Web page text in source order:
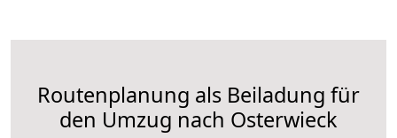
Routenplanung als Beiladung für
den Umzug nach Osterwieck